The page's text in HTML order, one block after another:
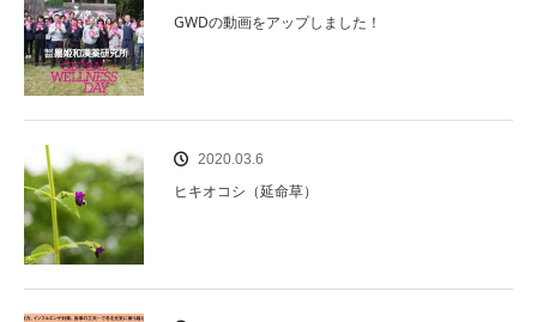
GWDの動画をアップしました！
2020.03.6
ヒキオコシ（延命草）